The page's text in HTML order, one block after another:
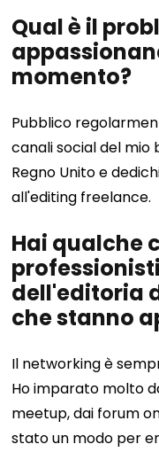
Qual è il
momento?
Pubblico
canali social del mio
Regno Unito e
all'editing freelance.
Hai qualche
dell'editoria
che stanno
Il networking è
Ho imparato molto
meetup, dai forum
stato un modo per